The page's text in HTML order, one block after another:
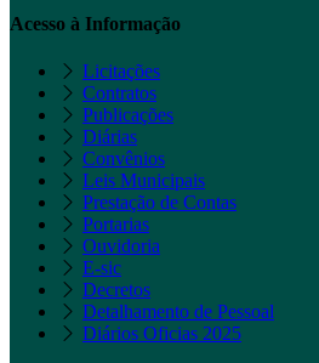
Acesso à Informação
Licitações
Contratos
Publicações
Diárias
Convênios
Leis Municipais
Prestação de Contas
Portarias
Ouvidoria
E-sic
Decretos
Detalhamento de Pessoal
Diários Oficias 2025